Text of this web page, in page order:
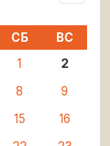
СБ
ВС
1
2
8
9
15
16